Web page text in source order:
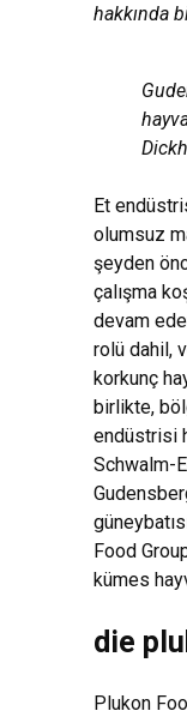
hakkında
Et
olumsuz
şeyden
çalışma
devam
rolü dahil,
korkunç
birlikte,
endüstrisi
Schwalm-
Food
kümes
die
Plukon